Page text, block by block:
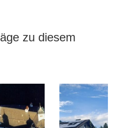
zu diesem